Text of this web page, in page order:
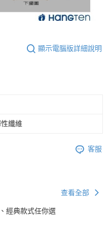
顯示電腦版詳細說明
纖維
客服
查看全部
經典款式任你選